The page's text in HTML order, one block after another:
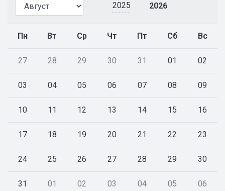
2025 2026
Пн Вт Ср Чт Пт Сб Вс
27 28 29 30 31 01 02
03 04 05 06 07 08 09
10 11 12 13 14 15 16
17 18 19 20 21 22 23
24 25 26 27 28 29 30
31 01 02 03 04 05 06